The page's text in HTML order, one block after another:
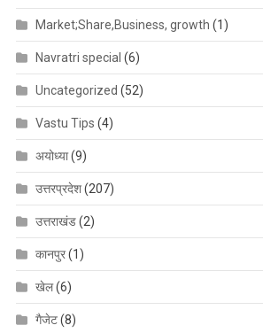
Market;Share,Business, growth (1)
Navratri special (6)
Uncategorized (52)
Vastu Tips (4)
अयोध्या(9)
उत्तरप्रदेश(207)
उत्तराखंड(2)
कानपुर(1)
खेल(6)
गैजेट(8)